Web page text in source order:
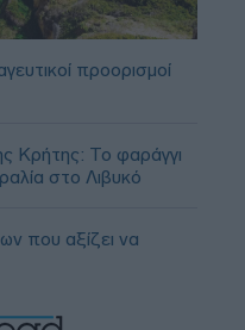
προορισμοί
Κρήτης: Το φαράγγι
στο Λιβυκό
που αξίζει να